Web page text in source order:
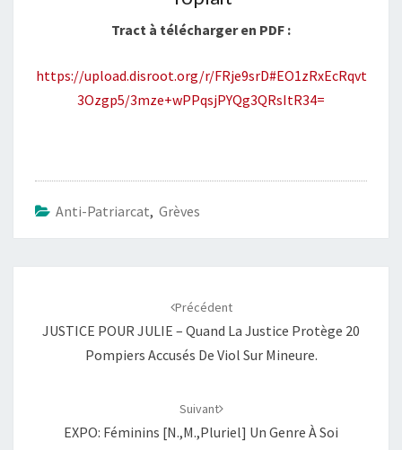
ET
Tract à télécharger en PDF :
https://upload.disroot.org/r/FRje9srD#EO1zRxEcRqvt
3Ozgp5/3mze+wPPqsjPYQg3QRsItR34=
Anti-Patriarcat, Grèves
Précédent
JUSTICE POUR JULIE – Quand La Justice Protège 20
Pompiers Accusés De Viol Sur Mineure.
Suivant
EXPO: Féminins [N.,M.,Pluriel] Un Genre À Soi